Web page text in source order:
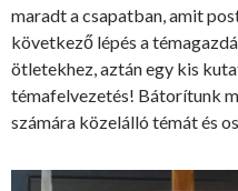
maradt a csapatban, amit
következő lépés a
ötletekhez, aztán egy kis
témafelvezetés! Bátorítunk
számára közelálló témát és